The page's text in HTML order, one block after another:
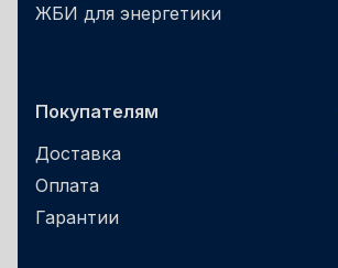
ЖБИ для энергетики
Покупателям
Доставка
Оплата
Гарантии